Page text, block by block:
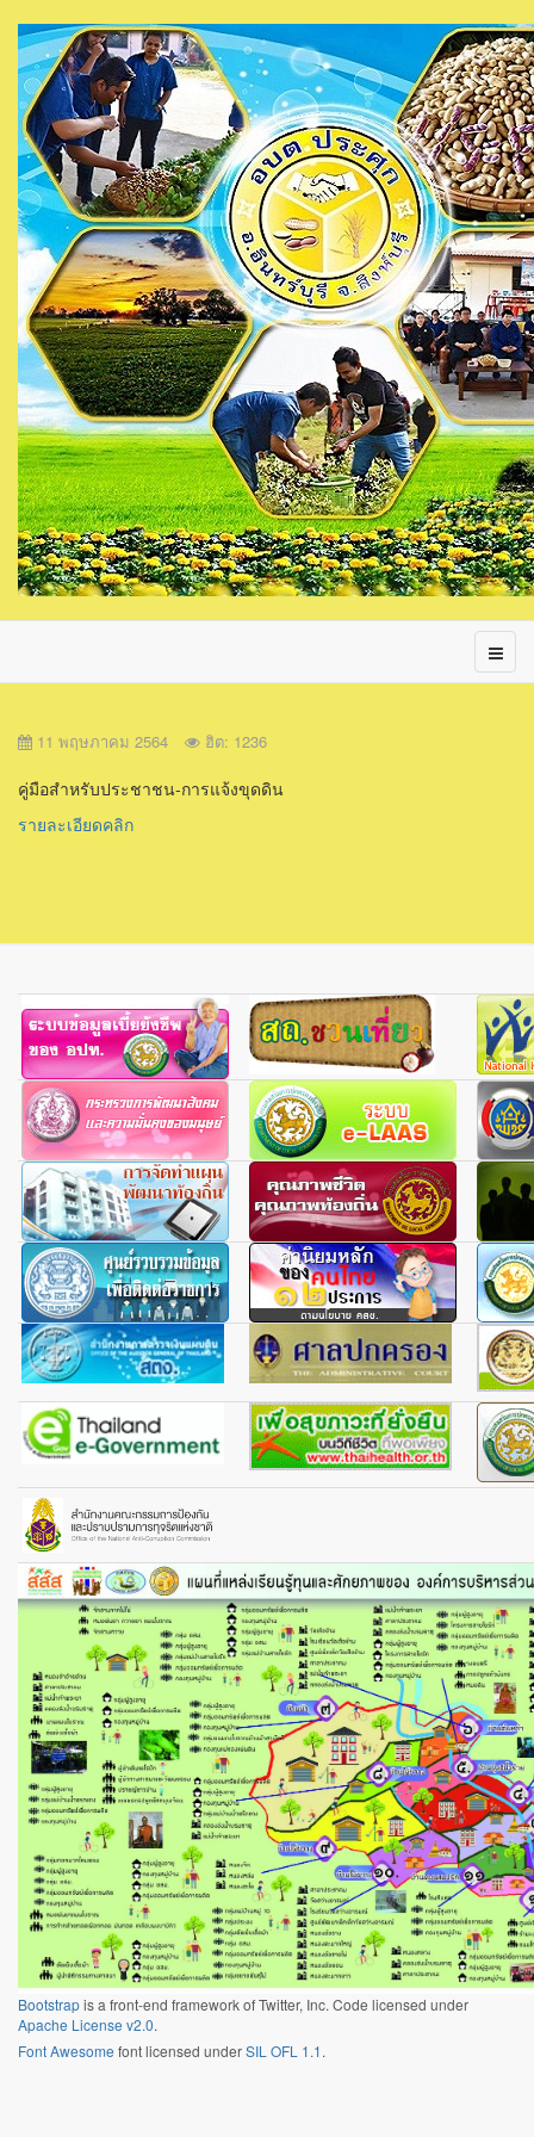
11 พฤษภาคม 2564 ฮิต: 1236
คู่มือสำหรับประชาชน-การแจ้งขุดดิน
รายละเอียดคลิก
Bootstrapis a front-end framework of Twitter, Inc. Code licensed under
Apache License v2.0.
Font Awesome font licensed underSIL OFL 1.1.